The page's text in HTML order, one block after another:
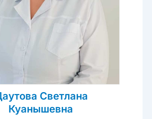
Светлана
Куанышевна